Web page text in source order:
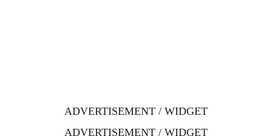
ADVERTISEMENT / WIDGET
ADVERTISEMENT / WIDGET